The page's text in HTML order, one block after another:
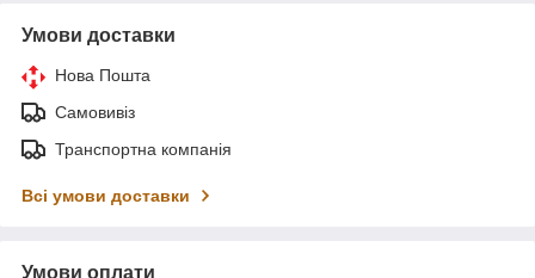
Умови доставки
Нова Пошта
Самовивіз
Транспортна компанія
Всі умови доставки
Умови оплати